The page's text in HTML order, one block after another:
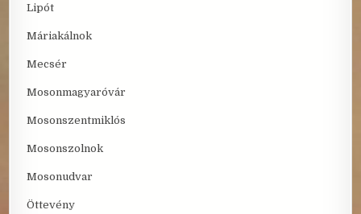
Lipót
Máriakálnok
Mecsér
Mosonmagyaróvár
Mosonszentmiklós
Mosonszolnok
Mosonudvar
Öttevény